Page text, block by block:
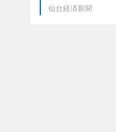
仙台経済新聞